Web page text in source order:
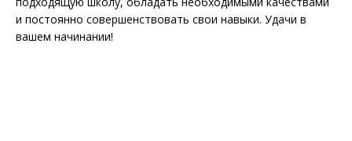
и постоянно совершенствовать свои навыки. Удачи в
вашем начинании!